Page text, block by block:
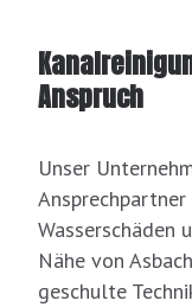
Anspruch
Unser
Wasserschäden
Nähe von
geschulte